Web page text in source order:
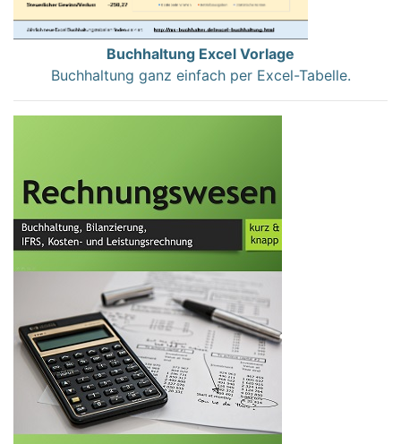
Buchhaltung Excel Vorlage
Buchhaltung ganz einfach per Excel-Tabelle.